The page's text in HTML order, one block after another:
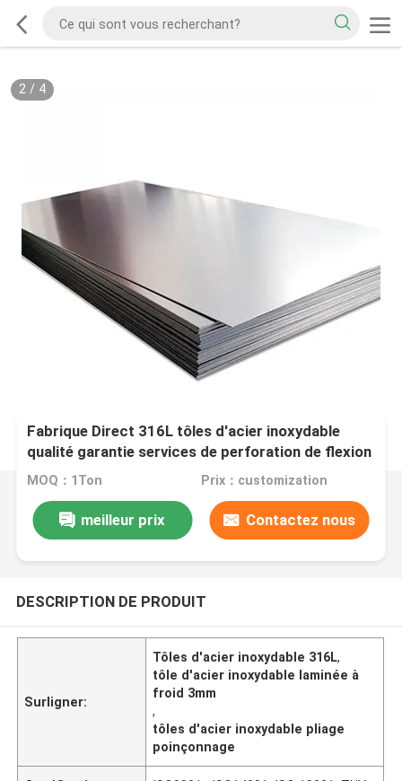
2/ 4
Fabrique Direct 316L tôles d'acier inoxydable
qualité garantie services de perforation de flexion
laminé à froid EN 3mm Meilleur prix
MOQ：1Ton Prix：customization
meilleur prix Contactez nous
DESCRIPTION DE PRODUIT
Surligner:
Tôles d'acier inoxydable 316L,
tôle d'acier inoxydable laminée à
froid 3mm
,
tôles d'acier inoxydable pliage
poinçonnage